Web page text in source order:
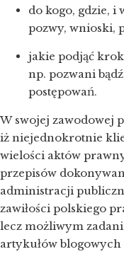
do kogo, gdzie, i
pozwy, wnioski,
jakie podjąć
np. pozwani
postępowań.
W swojej zawodowej
iż niejednokrotnie
wielości aktów
przepisów
administracji
zawiłości polskiego
lecz możliwym
artykułów blogowych